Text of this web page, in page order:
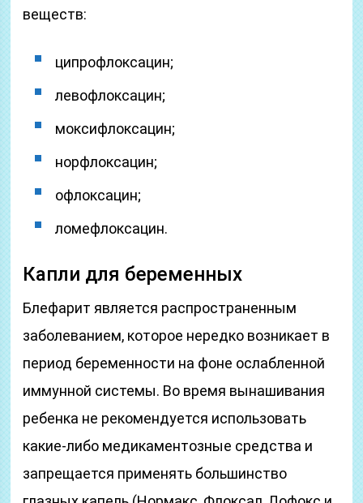
веществ:
ципрофлоксацин;
левофлоксацин;
моксифлоксацин;
норфлоксацин;
офлоксацин;
ломефлоксацин.
Капли для беременных
Блефарит является распространенным
заболеванием, которое нередко возникает в
период беременности на фоне ослабленной
иммунной системы. Во время вынашивания
ребенка не рекомендуется использовать
какие-либо медикаментозные средства и
запрещается применять большинство